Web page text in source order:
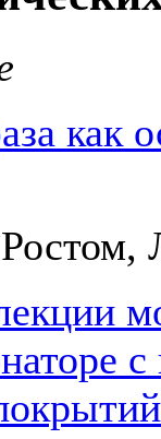
как